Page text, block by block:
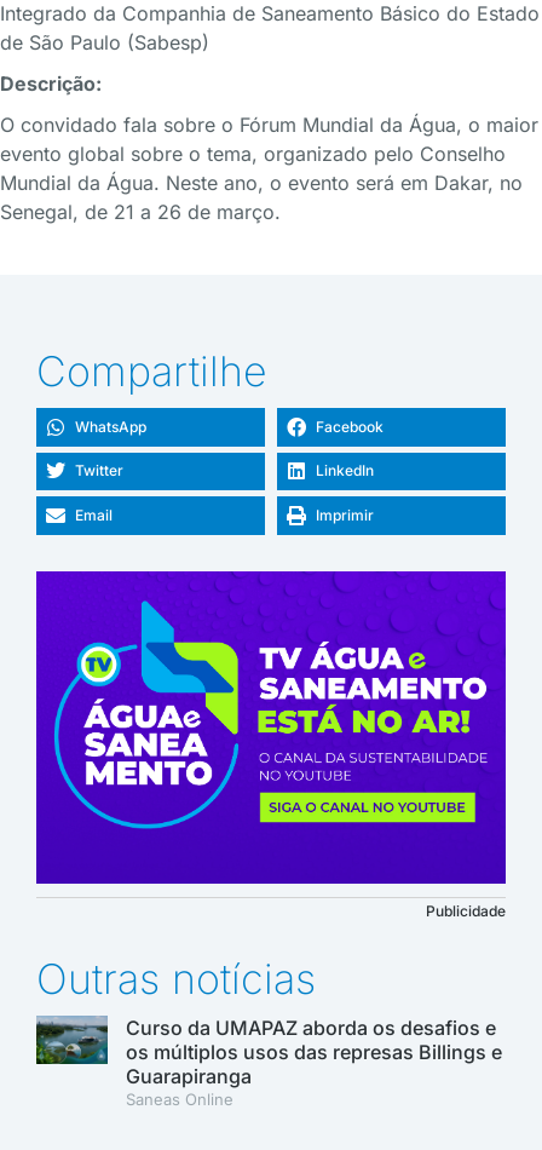
Integrado da Companhia de Saneamento Básico do Estado
de São Paulo (Sabesp)
Descrição:
O convidado fala sobre o Fórum Mundial da Água, o maior
evento global sobre o tema, organizado pelo Conselho
Mundial da Água. Neste ano, o evento será em Dakar, no
Senegal, de 21 a 26 de março.
Compartilhe
WhatsApp Facebook
Twitter LinkedIn
Email Imprimir
Publicidade
Outras notícias
Curso da UMAPAZ aborda os desafios e
os múltiplos usos das represas Billings e
Guarapiranga
Saneas Online